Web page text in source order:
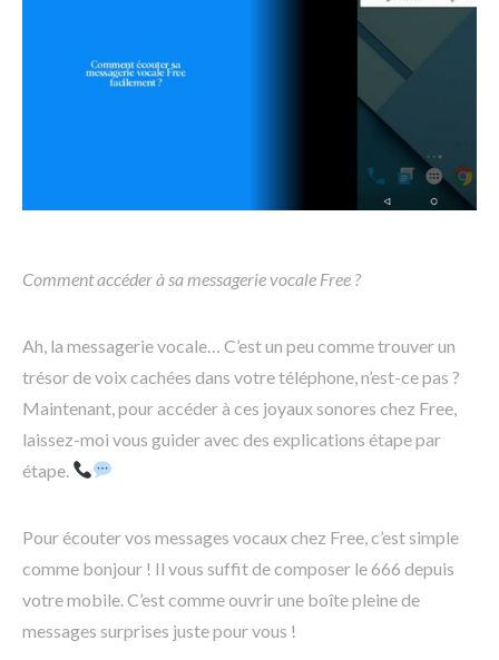
Comment accéder à sa messagerie vocale Free ?
Ah, la messagerie vocale… C’est un peu comme trouver un
trésor de voix cachées dans votre téléphone, n’est-ce pas ?
Maintenant, pour accéder à ces joyaux sonores chez Free,
laissez-moi vous guider avec des explications étape par
étape.
Pour écouter vos messages vocaux chez Free, c’est simple
comme bonjour ! Il vous suffit de composer le 666 depuis
votre mobile. C’est comme ouvrir une boîte pleine de
messages surprises juste pour vous !